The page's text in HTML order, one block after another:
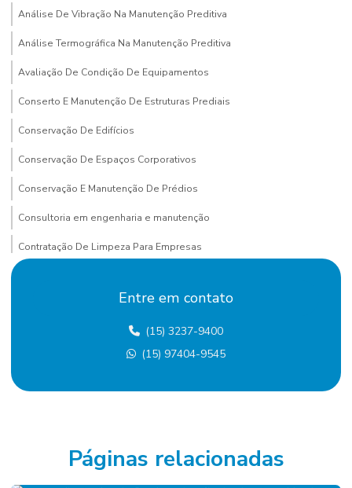
Análise De Vibração Na Manutenção Preditiva
Análise Termográfica Na Manutenção Preditiva
Avaliação De Condição De Equipamentos
Conserto E Manutenção De Estruturas Prediais
Conservação De Edifícios
Conservação De Espaços Corporativos
Conservação E Manutenção De Prédios
Consultoria em engenharia e manutenção
Contratação De Limpeza Para Empresas
Contratação de mão de obra terceirizada
Custo terceirização mão de obra
Empresa De Manutenção Predial
Empresa De Serviços De Manutenção
Entre em contato
(15) 3237-9400
(15) 97404-9545
Páginas relacionadas